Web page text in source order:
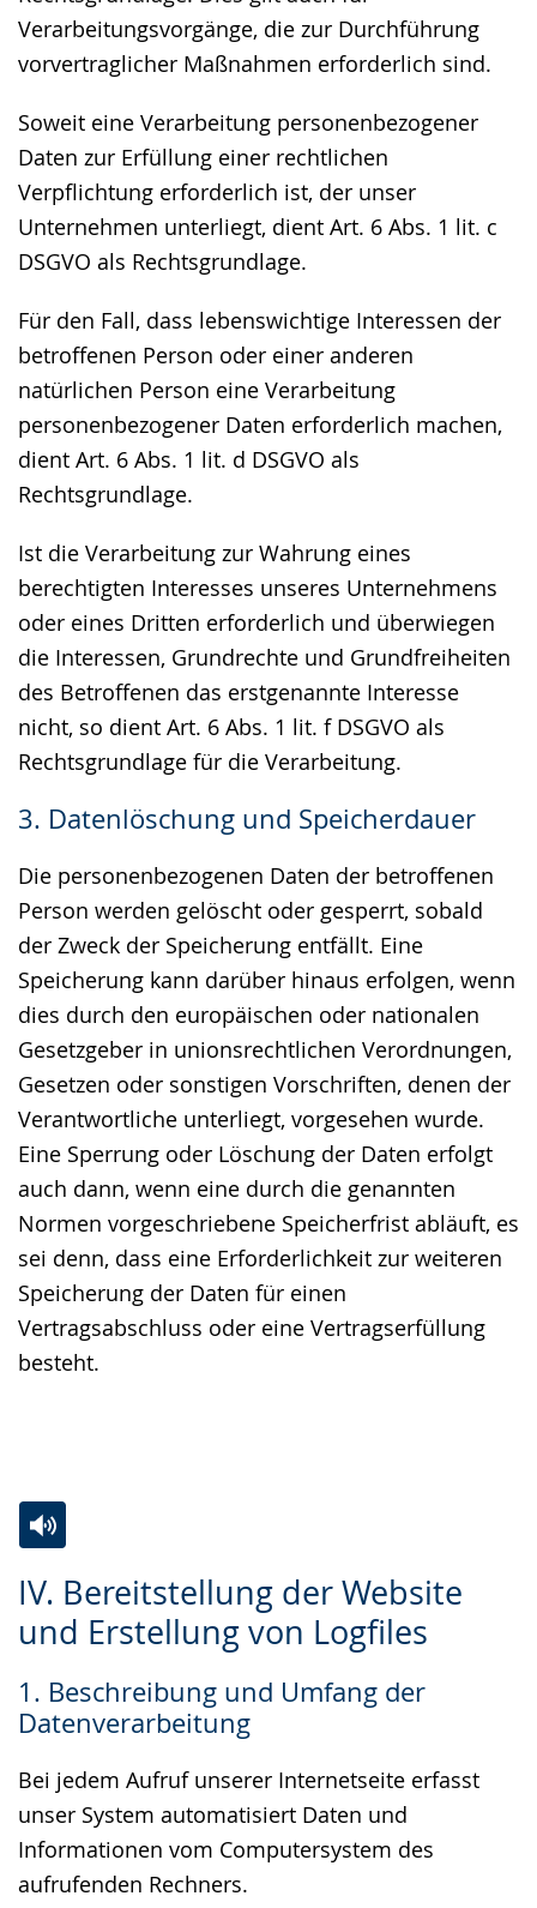
Verarbeitungsvorgänge, die zur Durchführung
vorvertraglicher Maßnahmen erforderlich sind.
Soweit eine Verarbeitung personenbezogener
Daten zur Erfüllung einer rechtlichen
Verpflichtung erforderlich ist, der unser
Unternehmen unterliegt, dient Art. 6 Abs. 1 lit. c
DSGVO als Rechtsgrundlage.
Für den Fall, dass lebenswichtige Interessen der
betroffenen Person oder einer anderen
natürlichen Person eine Verarbeitung
personenbezogener Daten erforderlich machen,
dient Art. 6 Abs. 1 lit. d DSGVO als
Rechtsgrundlage.
Ist die Verarbeitung zur Wahrung eines
berechtigten Interesses unseres Unternehmens
oder eines Dritten erforderlich und überwiegen
die Interessen, Grundrechte und Grundfreiheiten
des Betroffenen das erstgenannte Interesse
nicht, so dient Art. 6 Abs. 1 lit. f DSGVO als
Rechtsgrundlage für die Verarbeitung.
3. Datenlöschung und Speicherdauer
Die personenbezogenen Daten der betroffenen
Person werden gelöscht oder gesperrt, sobald
der Zweck der Speicherung entfällt. Eine
Speicherung kann darüber hinaus erfolgen, wenn
dies durch den europäischen oder nationalen
Gesetzgeber in unionsrechtlichen Verordnungen,
Gesetzen oder sonstigen Vorschriften, denen der
Verantwortliche unterliegt, vorgesehen wurde.
Eine Sperrung oder Löschung der Daten erfolgt
auch dann, wenn eine durch die genannten
Normen vorgeschriebene Speicherfrist abläuft, es
sei denn, dass eine Erforderlichkeit zur weiteren
Speicherung der Daten für einen
Vertragsabschluss oder eine Vertragserfüllung
besteht.
IV. Bereitstellung der Website
und Erstellung von Logfiles
1. Beschreibung und Umfang der
Datenverarbeitung
Bei jedem Aufruf unserer Internetseite erfasst
unser System automatisiert Daten und
Informationen vom Computersystem des
aufrufenden Rechners.
Leichten
Sprache
Audio-
Unterstützung.
Video
in
Gebärdensprache
wird
angezeigt.